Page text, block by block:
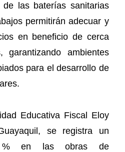
de las baterías sanitarias
permitirán adecuar y
en beneficio de cerca
garantizando ambientes
para el desarrollo de
Educativa Fiscal Eloy
se registra un
en las obras de